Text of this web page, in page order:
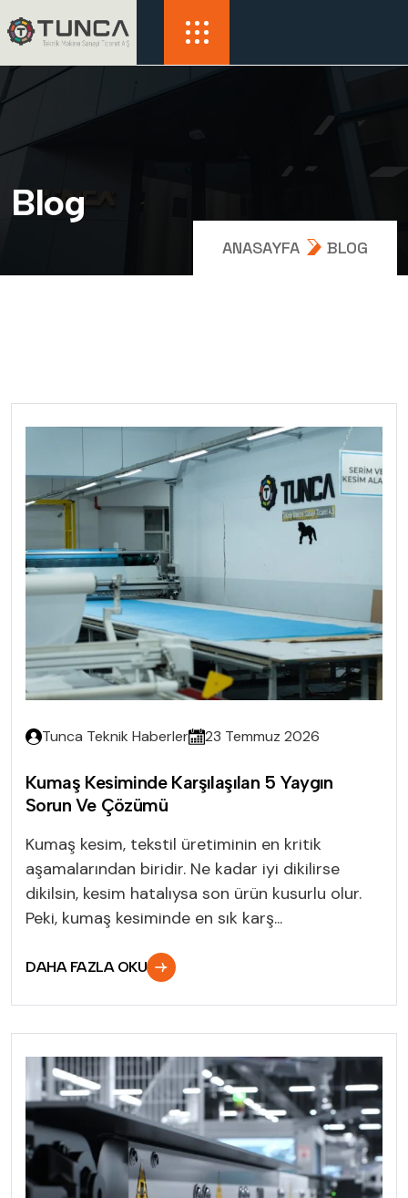
Blog
ANASAYFA BLOG
Tunca Teknik Haberler 23 Temmuz 2026
Kumaş Kesiminde Karşılaşılan 5 Yaygın
Sorun Ve Çözümü
Kumaş kesim, tekstil üretiminin en kritik
aşamalarından biridir. Ne kadar iyi dikilirse
dikilsin, kesim hatalıysa son ürün kusurlu olur.
Peki, kumaş kesiminde en sık karş...
DAHA FAZLA OKU